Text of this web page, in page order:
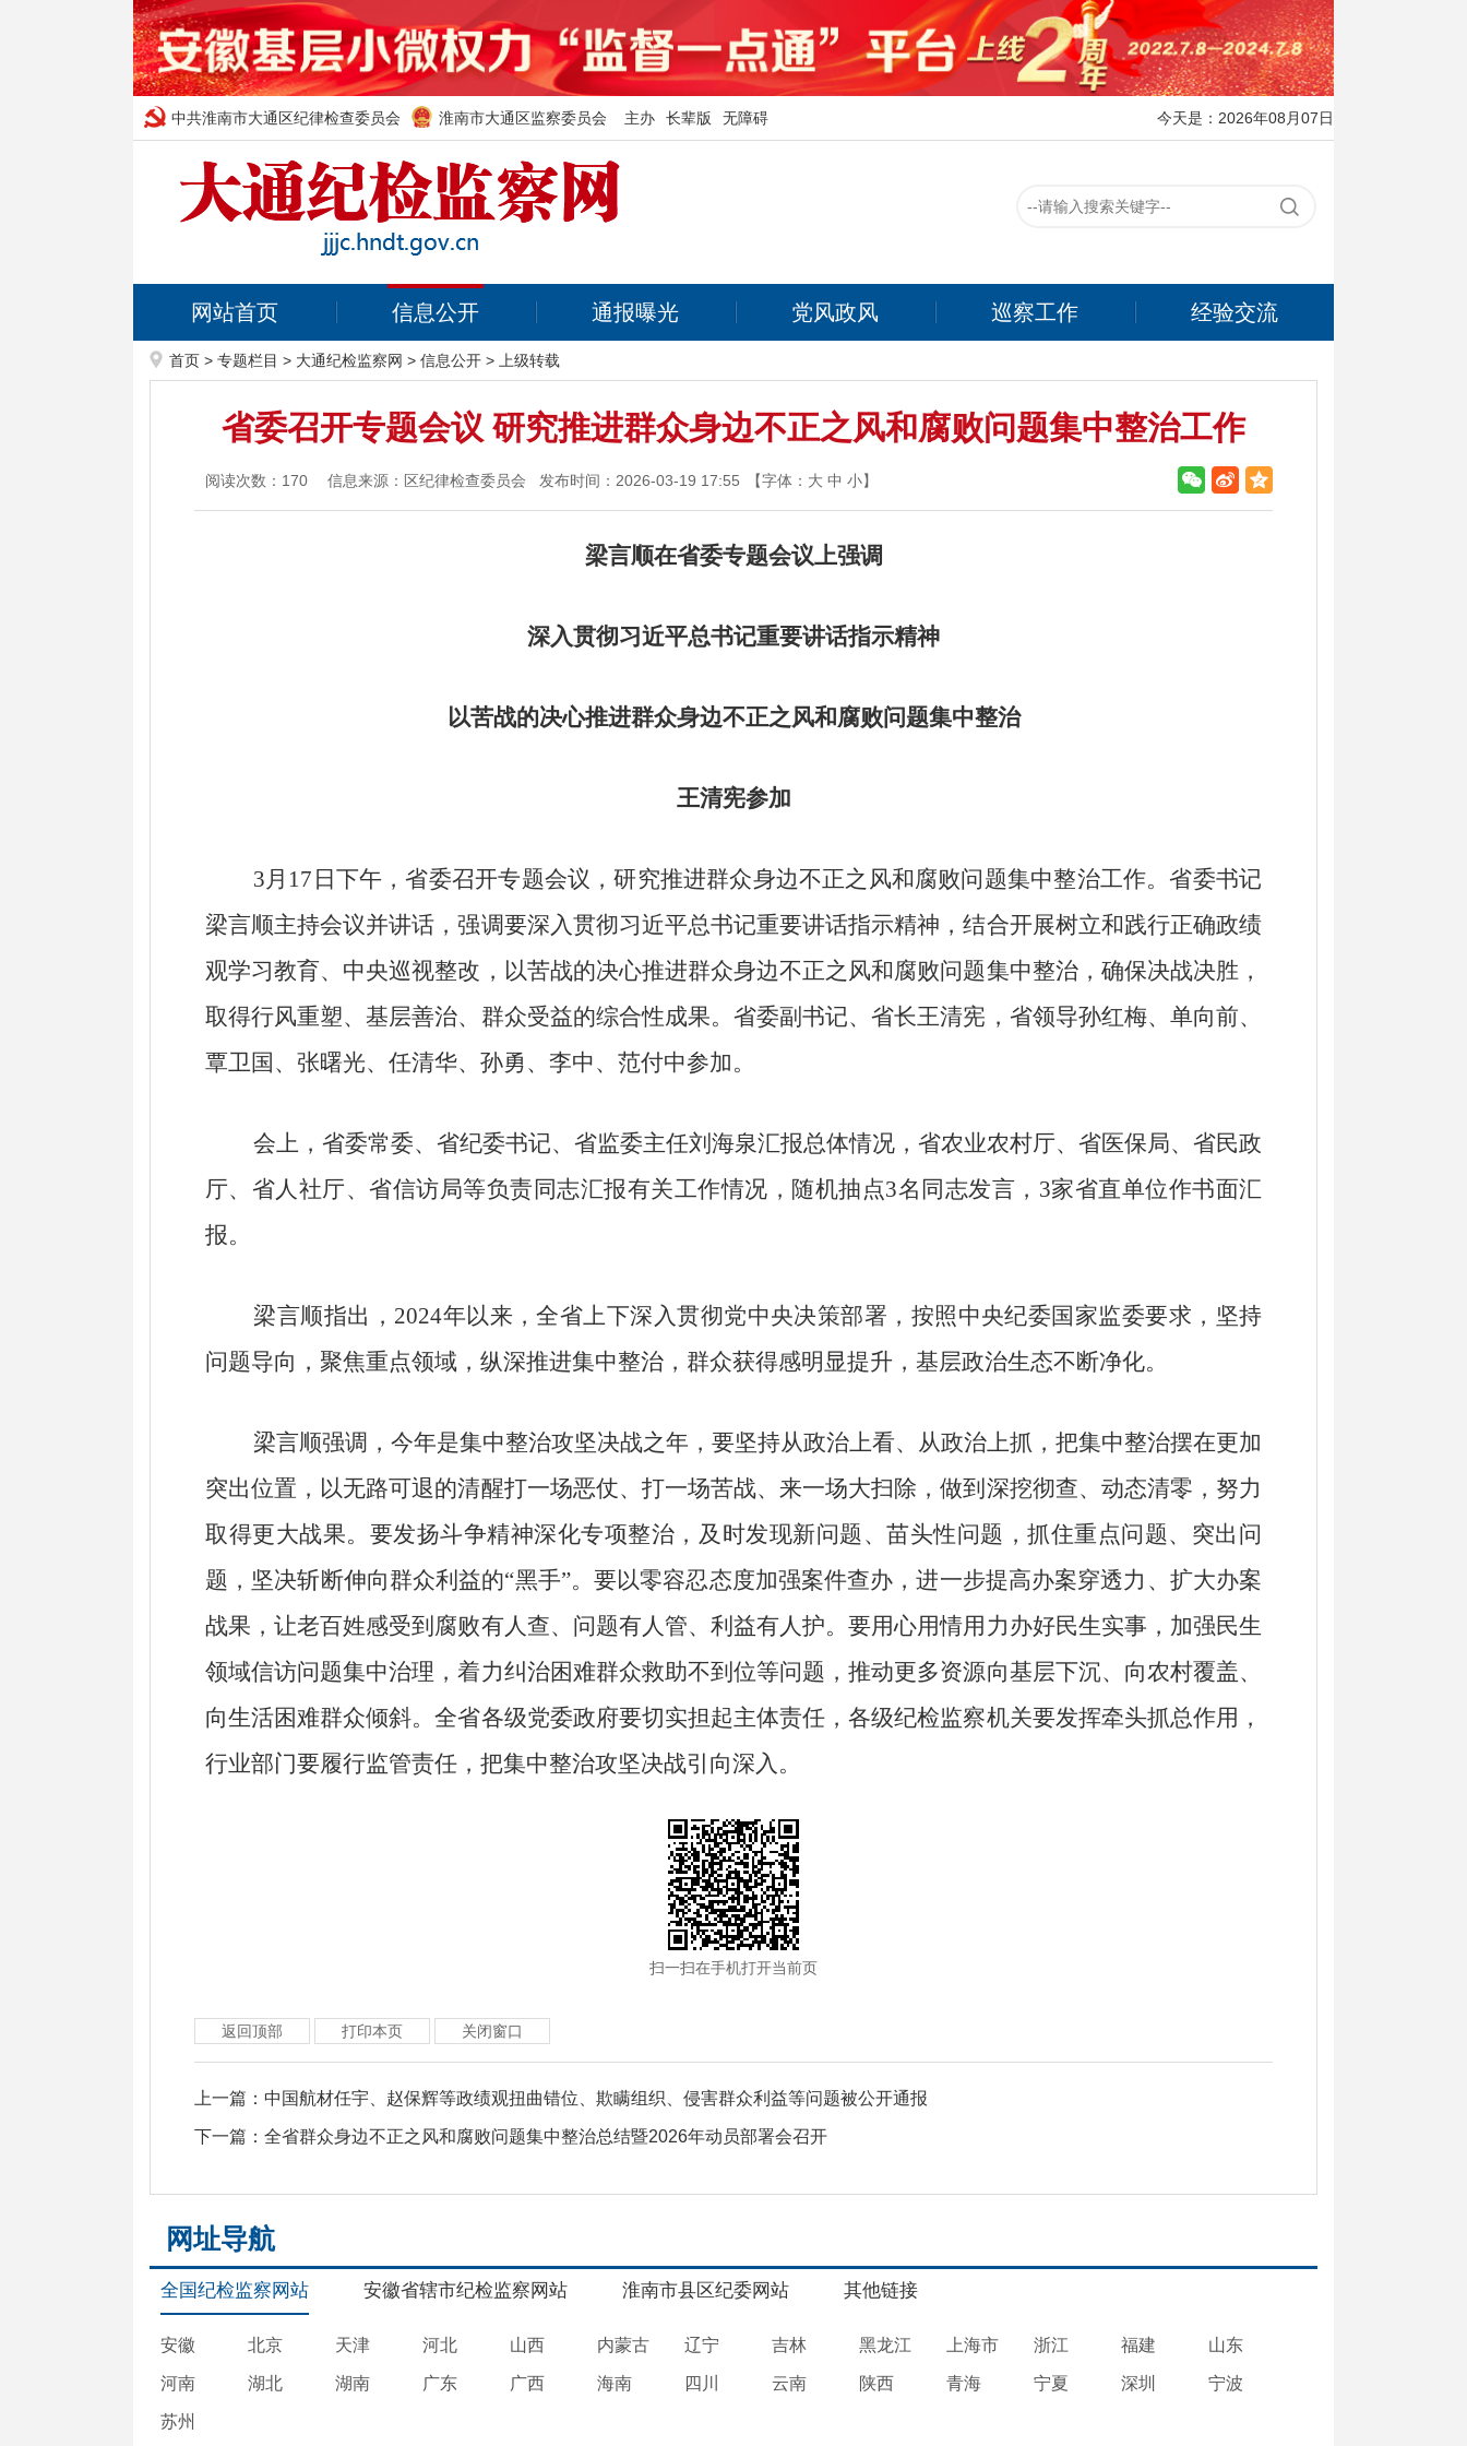
中共淮南市大通区纪律检查委员会 淮南市大通区监察委员会 主办 长辈版 无障碍 今天是：2026年08月07日
网站首页 信息公开 通报曝光 党风政风 巡察工作 经验交流
首页 > 专题栏目 > 大通纪检监察网 > 信息公开 > 上级转载
省委召开专题会议 研究推进群众身边不正之风和腐败问题集中整治工作
阅读次数： 170 信息来源：区纪律检查委员会 发布时间：2026-03-19 17:55 【字体： 大 中 小】
梁言顺在省委专题会议上强调
深入贯彻习近平总书记重要讲话指示精神
以苦战的决心推进群众身边不正之风和腐败问题集中整治
王清宪参加
3月17日下午，省委召开专题会议，研究推进群众身边不正之风和腐败问题集中整治工作。省委书记
梁言顺主持会议并讲话，强调要深入贯彻习近平总书记重要讲话指示精神，结合开展树立和践行正确政绩
观学习教育、中央巡视整改，以苦战的决心推进群众身边不正之风和腐败问题集中整治，确保决战决胜，
取得行风重塑、基层善治、群众受益的综合性成果。省委副书记、省长王清宪，省领导孙红梅、单向前、
覃卫国、张曙光、任清华、孙勇、李中、范付中参加。
会上，省委常委、省纪委书记、省监委主任刘海泉汇报总体情况，省农业农村厅、省医保局、省民政
厅、省人社厅、省信访局等负责同志汇报有关工作情况，随机抽点3名同志发言，3家省直单位作书面汇
报。
梁言顺指出，2024年以来，全省上下深入贯彻党中央决策部署，按照中央纪委国家监委要求，坚持
问题导向，聚焦重点领域，纵深推进集中整治，群众获得感明显提升，基层政治生态不断净化。
梁言顺强调，今年是集中整治攻坚决战之年，要坚持从政治上看、从政治上抓，把集中整治摆在更加
突出位置，以无路可退的清醒打一场恶仗、打一场苦战、来一场大扫除，做到深挖彻查、动态清零，努力
取得更大战果。要发扬斗争精神深化专项整治，及时发现新问题、苗头性问题，抓住重点问题、突出问
题，坚决斩断伸向群众利益的“黑手”。要以零容忍态度加强案件查办，进一步提高办案穿透力、扩大办案
战果，让老百姓感受到腐败有人查、问题有人管、利益有人护。要用心用情用力办好民生实事，加强民生
领域信访问题集中治理，着力纠治困难群众救助不到位等问题，推动更多资源向基层下沉、向农村覆盖、
向生活困难群众倾斜。全省各级党委政府要切实担起主体责任，各级纪检监察机关要发挥牵头抓总作用，
行业部门要履行监管责任，把集中整治攻坚决战引向深入。
扫一扫在手机打开当前页
返回顶部 打印本页 关闭窗口
上一篇： 中国航材任宇、赵保辉等政绩观扭曲错位、欺瞒组织、侵害群众利益等问题被公开通报
下一篇： 全省群众身边不正之风和腐败问题集中整治总结暨2026年动员部署会召开
网址导航
全国纪检监察网站 安徽省辖市纪检监察网站 淮南市县区纪委网站 其他链接
安徽 北京 天津 河北 山西 内蒙古 辽宁 吉林 黑龙江 上海市 浙江 福建 山东
河南 湖北 湖南 广东 广西 海南 四川 云南 陕西 青海 宁夏 深圳 宁波
苏州